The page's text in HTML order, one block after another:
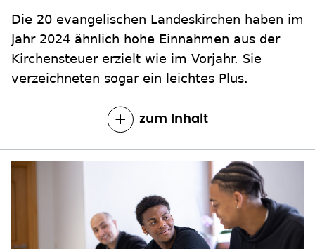
Die 20 evangelischen Landeskirchen haben im
Jahr 2024 ähnlich hohe Einnahmen aus der
Kirchensteuer erzielt wie im Vorjahr. Sie
verzeichneten sogar ein leichtes Plus.
zum Inhalt